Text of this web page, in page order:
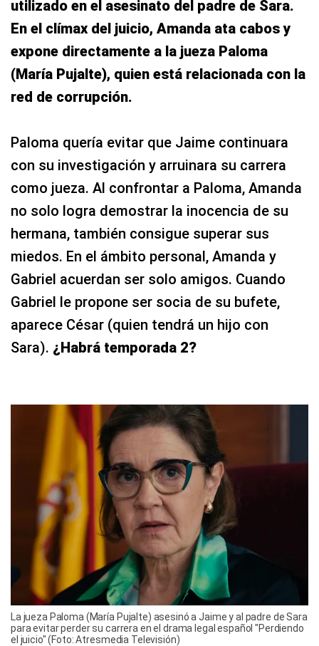
utilizado en el asesinato del padre de Sara.
En el clímax del juicio, Amanda ata cabos y
expone directamente a la jueza Paloma
(María Pujalte), quien está relacionada con la
red de corrupción.
Paloma quería evitar que Jaime continuara
con su investigación y arruinara su carrera
como jueza. Al confrontar a Paloma, Amanda
no solo logra demostrar la inocencia de su
hermana, también consigue superar sus
miedos. En el ámbito personal, Amanda y
Gabriel acuerdan ser solo amigos. Cuando
Gabriel le propone ser socia de su bufete,
aparece César (quien tendrá un hijo con
Sara). ¿Habrá temporada 2?
La jueza Paloma (María Pujalte) asesinó a Jaime y al padre de Sara
para evitar perder su carrera en el drama legal español "Perdiendo
el juicio" (Foto: Atresmedia Televisión)